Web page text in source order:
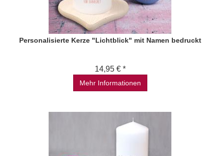
Personalisierte Kerze "Lichtblick" mit Namen bedruckt
14,95 € *
Mehr Informationen